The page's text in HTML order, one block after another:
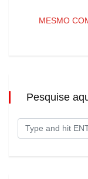
MESMO
Pesquise